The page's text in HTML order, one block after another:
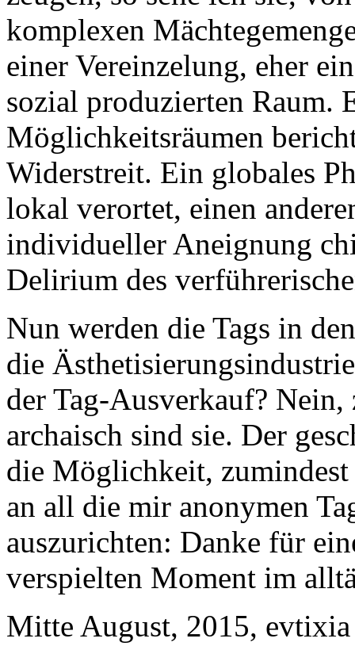
komplexen
einer Vereinzelung, eher
sozial produzierten Raum.
Möglichkeitsräumen
Widerstreit. Ein globales
lokal verortet, einen
individueller Aneignung
Delirium des
Nun werden die Tags in
die
der Tag-Ausverkauf?
archaisch sind sie. Der
die Möglichkeit,
an all die mir anonymen
auszurichten: Danke für
verspielten Moment im
Mitte August, 2015, evtixia